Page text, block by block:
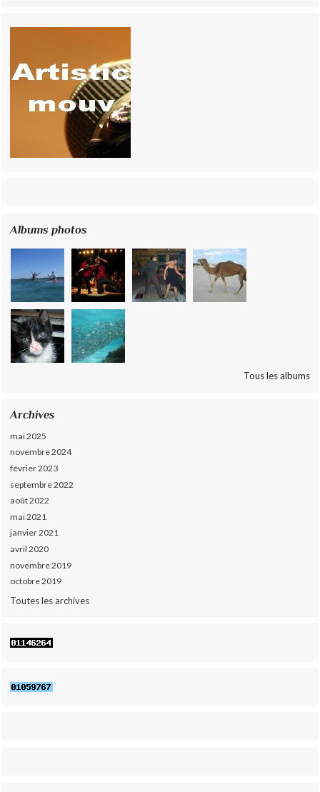
Albums photos
Tous les albums
Archives
mai 2025
novembre 2024
février 2023
septembre 2022
août 2022
mai 2021
janvier 2021
avril 2020
novembre 2019
octobre 2019
Toutes les archives